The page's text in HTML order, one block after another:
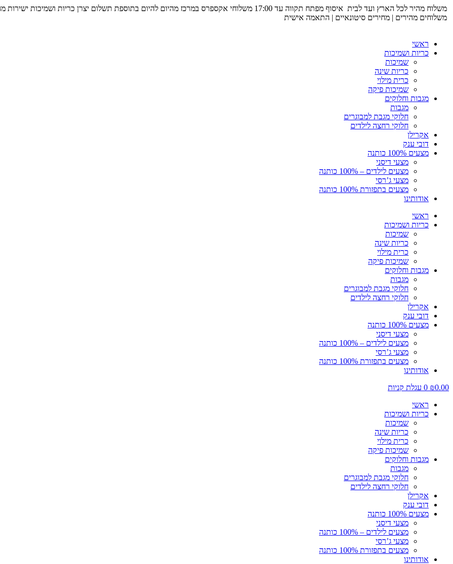
דלג
לתוכן
משלוח מהיר לכל הארץ ועד לבית איסוף מפתח תקווה עד 17:00 משלוחי אקספרס במרכז מהיום להיום בתוספת תשלום יצרן כריות ושמיכות ישירות
משלוחים מהירים | מחירים סיטונאיים | התאמה אישית
ראשי
כריות ושמיכות
שמיכות
כריות שינה
כרית מילוי
שמיכות פיקה
מגבות וחלוקים
מגבות
חלוקי מגבת למבוגרים
חלוקי רחצה לילדים
אקרילן
דובי ענק
מצעים 100% כותנה
מצעי דיסני
מצעים לילדים – 100% כותנה
מצעי ג’רסי
מצעים בתפזורת 100% כותנה
אודותינו
ראשי
כריות ושמיכות
שמיכות
כריות שינה
כרית מילוי
שמיכות פיקה
מגבות וחלוקים
מגבות
חלוקי מגבת למבוגרים
חלוקי רחצה לילדים
אקרילן
דובי ענק
מצעים 100% כותנה
מצעי דיסני
מצעים לילדים – 100% כותנה
מצעי ג’רסי
מצעים בתפזורת 100% כותנה
אודותינו
₪0.00
0 עגלת קניות
ראשי
כריות ושמיכות
שמיכות
כריות שינה
כרית מילוי
שמיכות פיקה
מגבות וחלוקים
מגבות
חלוקי מגבת למבוגרים
חלוקי רחצה לילדים
אקרילן
דובי ענק
מצעים 100% כותנה
מצעי דיסני
מצעים לילדים – 100% כותנה
מצעי ג’רסי
מצעים בתפזורת 100% כותנה
אודותינו